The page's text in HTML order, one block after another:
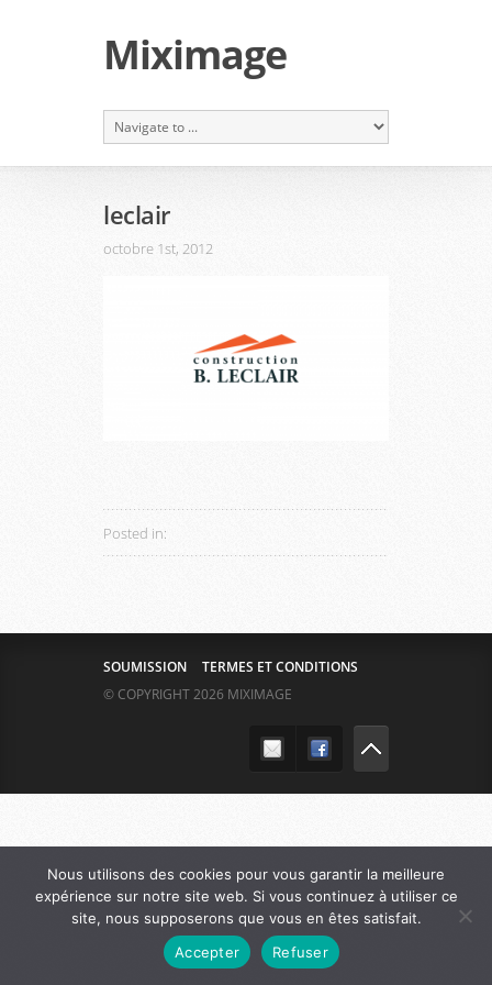
Miximage
leclair
octobre 1st, 2012
Posted in:
SOUMISSION
TERMES ET CONDITIONS
© COPYRIGHT 2026 MIXIMAGE
Nous utilisons des cookies pour vous garantir la meilleure
expérience sur notre site web. Si vous continuez à utiliser ce
site, nous supposerons que vous en êtes satisfait.
Accepter
Refuser